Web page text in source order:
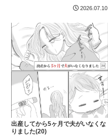
2026.07.10
出産してから5ヶ月で夫がいなくな
りました(20)